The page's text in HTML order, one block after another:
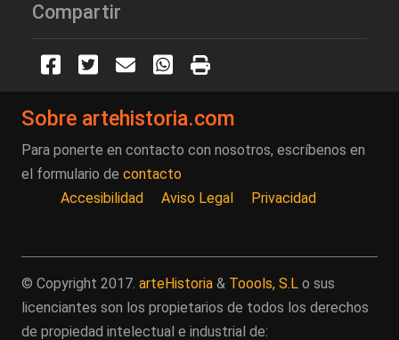
Compartir
Sobre artehistoria.com
Para ponerte en contacto con nosotros, escríbenos en
el formulario de contacto
Accesibilidad
Aviso Legal Privacidad
© Copyright 2017. arteHistoria & Toools, S.L o sus
licenciantes son los propietarios de todos los derechos
de propiedad intelectual e industrial de: